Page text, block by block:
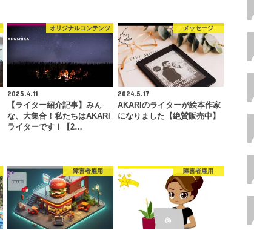
オリジナルコンテンツ
2025.4.11
【ライター紹介記事】みん
な、大集合！私たちはAKARI
ライターです！【2…
メッセージ
2024.5.17
AKARIのライターが絵本作家
になりました【絶賛販売中】
障害者雇用 障害者雇用